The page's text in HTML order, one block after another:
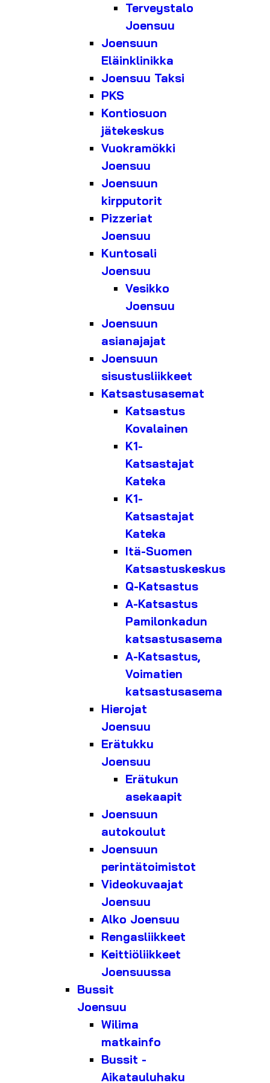
Terveystalo
Joensuu
Joensuun
Eläinklinikka
Joensuu Taksi
PKS
Kontiosuon
jätekeskus
Vuokramökki
Joensuu
Joensuun
kirpputorit
Pizzeriat
Joensuu
Kuntosali
Joensuu
Vesikko
Joensuu
Joensuun
asianajajat
Joensuun
sisustusliikkeet
Katsastusasemat
Katsastus
Kovalainen
K1-
Katsastajat
Kateka
K1-
Katsastajat
Kateka
Itä-Suomen
Katsastuskeskus
Q-Katsastus
A-Katsastus
Pamilonkadun
katsastusasema
A-Katsastus,
Voimatien
katsastusasema
Hierojat
Joensuu
Erätukku
Joensuu
Erätukun
asekaapit
Joensuun
autokoulut
Joensuun
perintätoimistot
Videokuvaajat
Joensuu
Alko Joensuu
Rengasliikkeet
Keittiöliikkeet
Joensuussa
Bussit
Joensuu
Wilima
matkainfo
Bussit -
Aikatauluhaku